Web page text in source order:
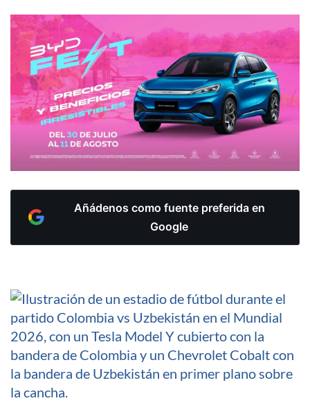
Añádenos como fuente preferida en
Google